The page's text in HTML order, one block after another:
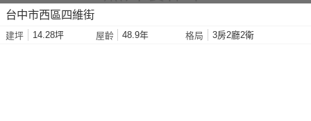
台中市西區四維街
建坪 14.28坪 屋齡 48.9年 格局 3房2廳2衛